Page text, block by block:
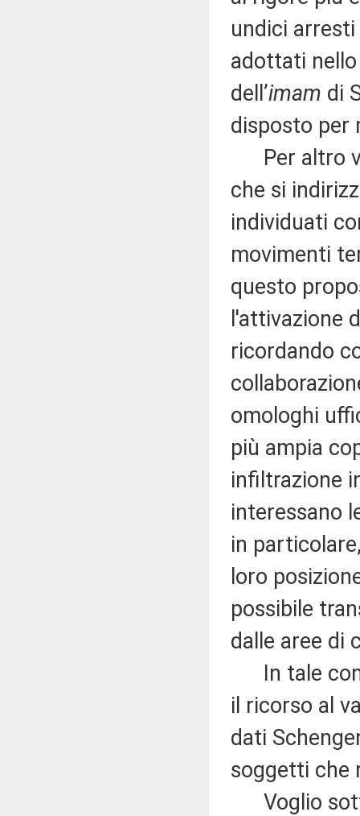
undici
adottati
dell’imam di
disposto per
Per altro
che si
individuati
movimenti
questo
l'attivazione
ricordando
omologhi
più ampia
infiltrazione
interessano
in
loro
possibile
dalle aree di
In tale
il ricorso al
dati
soggetti che
Voglio